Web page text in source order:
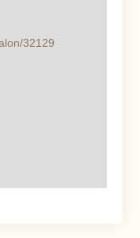
32129